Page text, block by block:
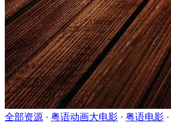
全部资源 · 粤语动画大电影 · 粤语电影 ·